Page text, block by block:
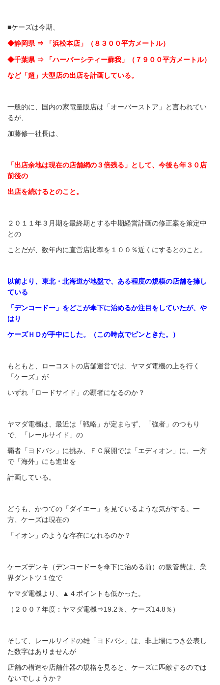
■ケーズは今期、
◆静岡県 ⇒ 「浜松本店」（８３００平方メートル）
◆千葉県 ⇒ 「ハーバーシティー蘇我」（７９００平方メートル）
など「超」大型店の出店を計画している。
一般的に、国内の家電量販店は「オーバーストア」と言われてい
るが、
加藤修一社長は、
「出店余地は現在の店舗網の３倍残る」として、今後も年３０店
前後の
出店を続けるとのこと。
２０１１年３月期を最終期とする中期経営計画の修正案を策定中
との
ことだが、数年内に直営店比率を１００％近くにするとのこと。
以前より、東北・北海道が地盤で、ある程度の規模の店舗を擁し
ている
「デンコードー」をどこが傘下に治めるか注目をしていたが、や
はり
ケーズＨＤが手中にした。（この時点でピンときた。）
もともと、ローコストの店舗運営では、ヤマダ電機の上を行く
「ケーズ」が
いずれ「ロードサイド」の覇者になるのか？
ヤマダ電機は、最近は「戦略」が定まらず、「強者」のつもり
で、「レールサイド」の
覇者「ヨドバシ」に挑み、ＦＣ展開では「エディオン」に、一方
で「海外」にも進出を
計画している。
どうも、かつての「ダイエー」を見ているような気がする。一
方、ケーズは現在の
「イオン」のような存在になれるのか？
ケーズデンキ（デンコードーを傘下に治める前）の販管費は、業
界ダントツ１位で
ヤマダ電機より、▲４ポイントも低かった。
（２００７年度：ヤマダ電機⇒19.2％、ケーズ14.8％）
そして、レールサイドの雄「ヨドバシ」は、非上場につき公表し
た数字はありませんが
店舗の構造や店舗什器の規格を見ると、ケーズに匹敵するのでは
ないでしょうか？